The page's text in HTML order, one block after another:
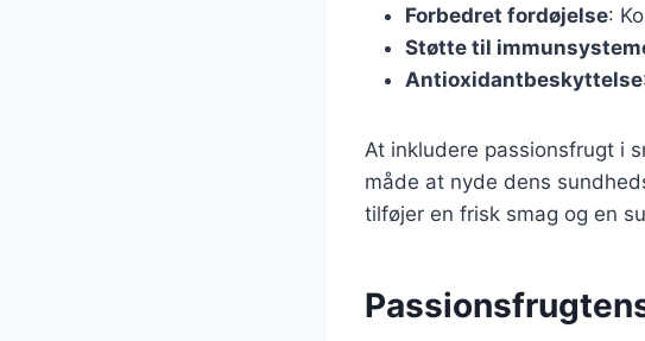
Forbedret fordøjelse:
Støtte til
Antioxidantbeskyttelse
At inkludere passionsfrugt i
måde at nyde dens
tilføjer en frisk smag og en